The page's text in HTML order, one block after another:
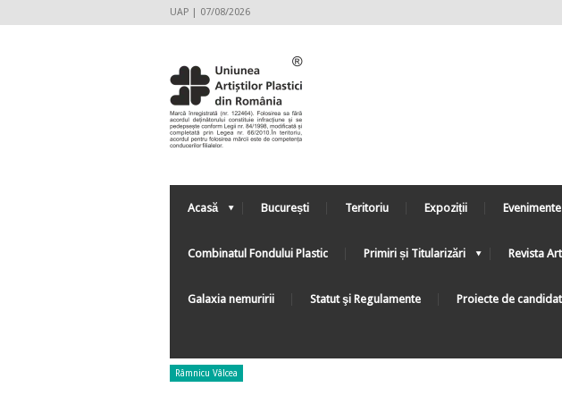
UAP | 07/08/2026
Acasă București Teritoriu Expoziții Evenimente
Combinatul Fondului Plastic Primiri și Titularizări Revista
Galaxia nemuririi Statut şi Regulamente Proiecte de
Râmnicu Vâlcea